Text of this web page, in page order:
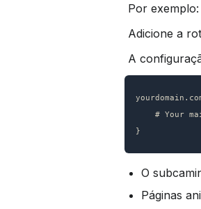
Por exemplo:
Adicione a
A
}
O
Páginas